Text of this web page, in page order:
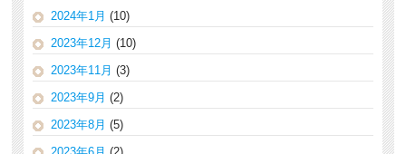
2024年1月 (10)
2023年12月 (10)
2023年11月 (3)
2023年9月 (2)
2023年8月 (5)
2023年6月 (2)